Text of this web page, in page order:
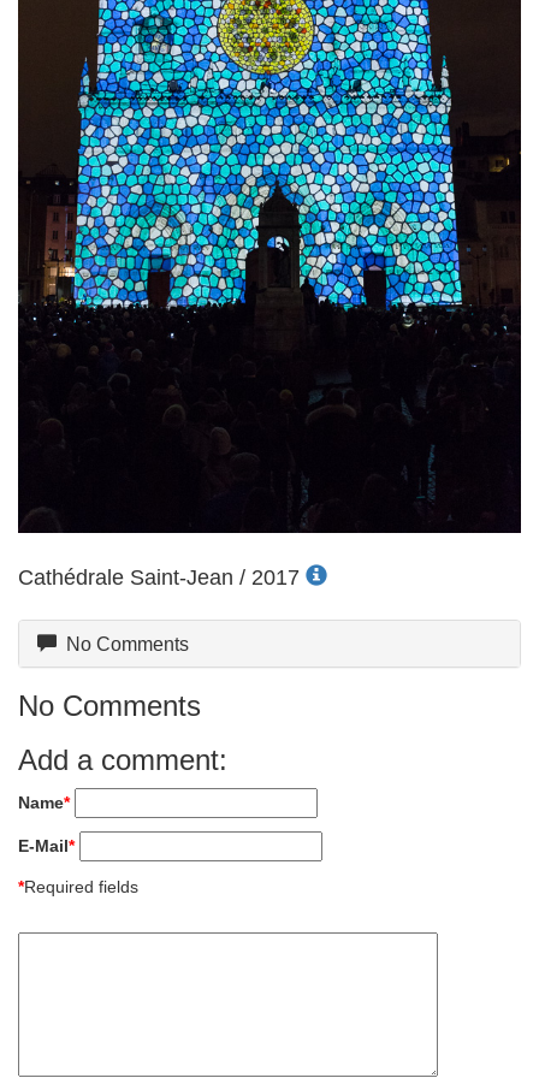
Cathédrale Saint-Jean / 2017
No Comments
No Comments
Add a comment:
Name*
E-Mail*
*Required fields